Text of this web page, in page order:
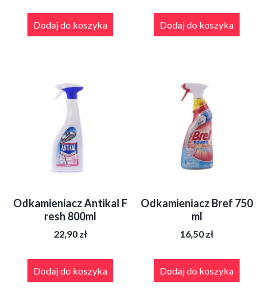
Dodaj do koszyka Dodaj do koszyka
Odkamieniacz Antikal F
resh 800ml
22,90 zł
Dodaj do koszyka
Odkamieniacz Bref 750
ml
16,50 zł
Dodaj do koszyka